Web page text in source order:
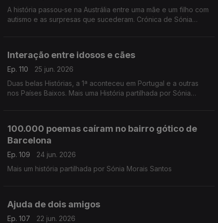
A história passou-se na Austrália entre uma mãe e um filho com
autismo e as surpresas que sucederam. Crónica de Sónia
Interação entre idosos e cães
Ep. 110
25 jun. 2026
Duas belas Histórias, a 1ª aconteceu em Portugal e a outras
nos Países Baixos. Mais uma História partilhada por Sónia
100.000 poemas caíram no bairro gótico de
Barcelona
Ep. 109
24 jun. 2026
Mais um história partilhada por Sónia Morais Santos
Ajuda de dois amigos
Ep. 107
22 jun. 2026